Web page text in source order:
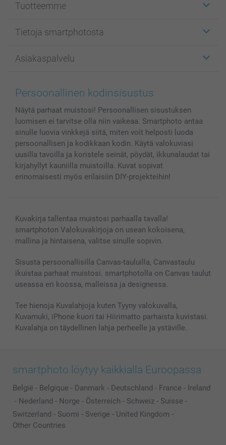
Tuotteemme
Kuvakortit
Kuvakirjat
Valokuvat, Julisteet & Taskukirjat
MyNameBook
Kuvakalenterit & Päivyrit
Valokuvakehykset & Lisätarvikkeet
Lahjakortti
Kaikki kuvatuotteet
Tietoja smartphotosta
Affiliate ohjelma
Evästekäytäntö
Ehdot/takuut
Investor Relations
Asiakaspalvelu
100% tyytyväisyystakuu
Hinnat & maksutavat
Tilausten tila
Persoonallinen kodinsisustus
Näytä parhaat muistosi! Persoonallisen sisustuksen
luomisen ei tarvitse olla niin vaikeaa. Smartphoto antaa
sinulle luovia vinkkejä siitä, miten voit helposti luoda
persoonallisen ja kodikkaan kodin. Käytä valokuviasi
uusilla tavoilla ja koristele seinät, pöydät, ikkunalaudat tai
kirjahyllyt kauniilla muistoilla. Kuvat sopivat
erinomaisesti myös erilaisiin DIY-projekteihin!
Kuvakirja tallentaa muistosi parhaalla tavalla!
smartphoton Valokuvakirjoja on usean kokoisena,
mallina ja hintaisena, valitse sinulle sopivin.
Sisusta persoonallisilla Canvas-tauluilla, Canvastaulu
ikuistaa parhaat muistosi. smartphotolla on Canvas taulut
useassa eri koossa, malleissa ja designessa.
Tee hienoja Kuvalahjoja kuten Tyyny valokuvalla,
Kuvamuki, iPhone kuori tai Hiirimatto parhaista kuvistasi.
Kuvalahja on täydellinen lahja perheelle ja ystäville.
smartphoto löytyy kaikkialla Euroopassa
België - Belgique - Danmark - Deutschland - France - Ireland
- Nederland - Norge - Österreich - Schweiz - Suisse -
Switzerland - Suomi - Sverige - United Kingdom -
Other Countries